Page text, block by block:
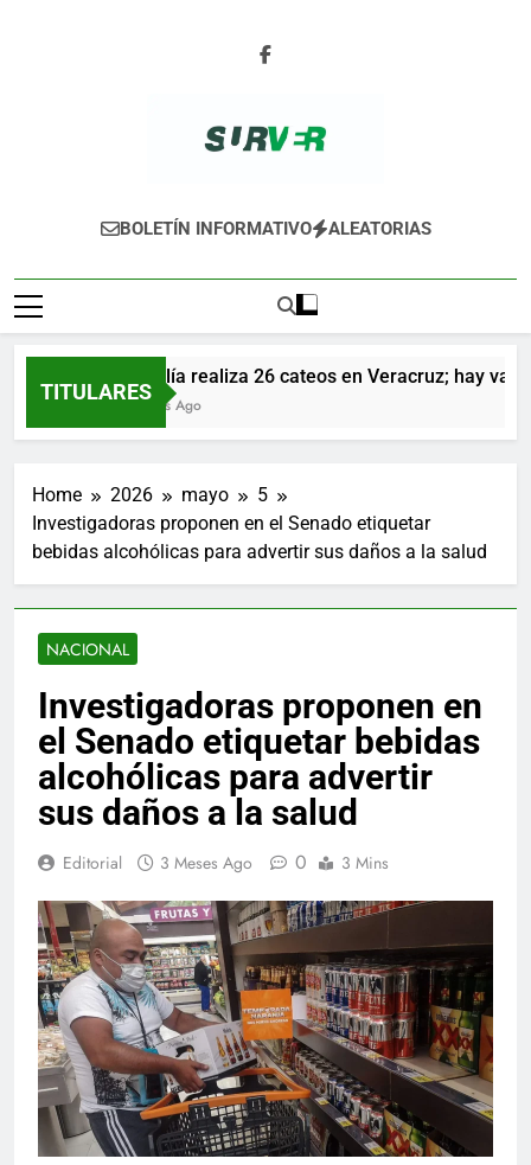
SURVER
BOLETÍN INFORMATIVO ALEATORIAS
TITULARES
Fiscalía realiza 26 cateos en Veracruz; hay varios
6 Horas Ago
Home 2026 mayo
5
Investigadoras proponen en el Senado etiquetar
bebidas alcohólicas para advertir sus daños a la salud
NACIONAL
Investigadoras proponen en
el Senado etiquetar bebidas
alcohólicas para advertir
sus daños a la salud
Editorial 3 Meses Ago 0 3 Mins